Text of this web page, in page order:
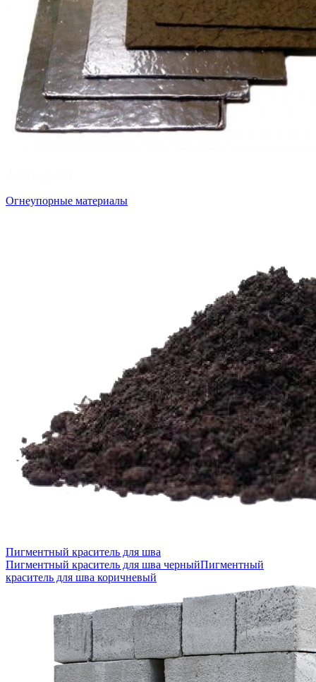
Огнеупорные материалы
Пигментный краситель для шва
Пигментный краситель для шва черныйПигментный
краситель для шва коричневый